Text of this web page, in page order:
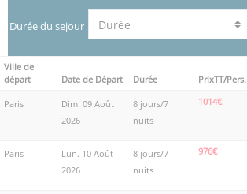
Durée du sejour
Ville de
départ
Date de Départ Durée PrixTT/Pers.
Paris
Dim. 09 Août
2026
8 jours/7
nuits
1014€
Paris
Lun. 10 Août
2026
8 jours/7
nuits
976€